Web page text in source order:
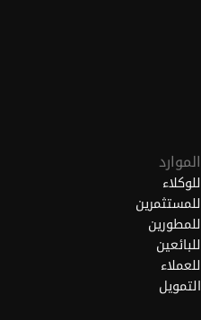
الموارد
للوكلاء
للمستثمرين
للمطورين
للبائعين
للعملاء
التمويل